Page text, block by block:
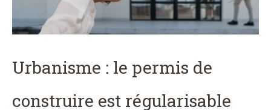
Urbanisme : le permis de
construire est régularisable